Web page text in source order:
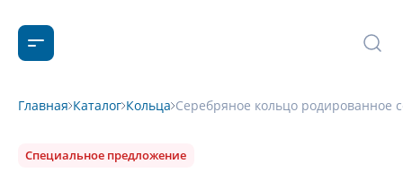
Главная Каталог Кольца Серебряное кольцо родированное
Специальное предложение